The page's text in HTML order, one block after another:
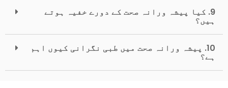
9. کیا پیشہ ورانہ صحت کے دورے خفیہ ہوتے
ہیں؟
10. پیشہ ورانہ صحت میں طبی نگرانی کیوں اہم
ہے؟